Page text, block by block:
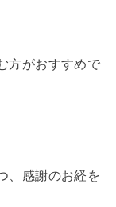
方がおすすめで
、感謝のお経を